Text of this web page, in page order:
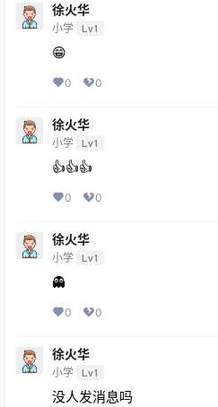
徐火华
小学 Lv1
😁
0 0
徐火华
小学 Lv1
👍👍👍
0 0
徐火华
小学 Lv1
👻
0 0
徐火华
小学 Lv1
没人发消息吗